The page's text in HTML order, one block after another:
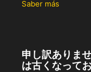
Saber más
申し訳ありま
は古くなって